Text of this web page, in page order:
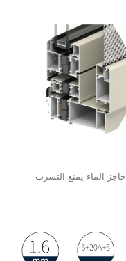
حاجز الماء يمنع التسرب